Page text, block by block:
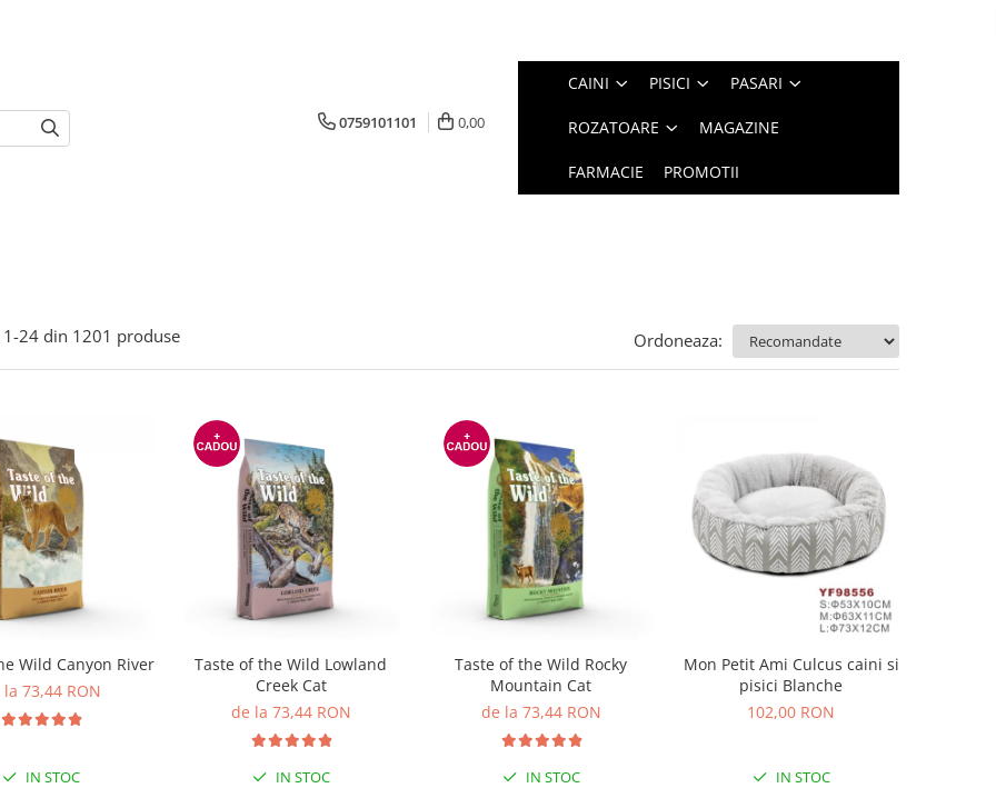
0759101101 0,00
CAINI PISICI PASARI
ROZATOARE MAGAZINE
FARMACIE PROMOTII
1-24 din 1201 produse Ordoneaza:
Wild Canyon River
73,44 RON
IN STOC
Taste of the Wild Lowland
Creek Cat
de la 73,44 RON
IN STOC
Taste of the Wild Rocky
Mountain Cat
de la 73,44 RON
IN STOC
Mon Petit Ami Culcus caini si
pisici Blanche
102,00 RON
IN STOC